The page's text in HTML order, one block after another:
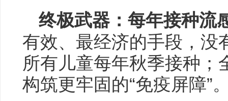
终极武器：每年接种流
有效、最经济的手段，没
所有儿童每年秋季接种；
构筑更牢固的“免疫屏障”